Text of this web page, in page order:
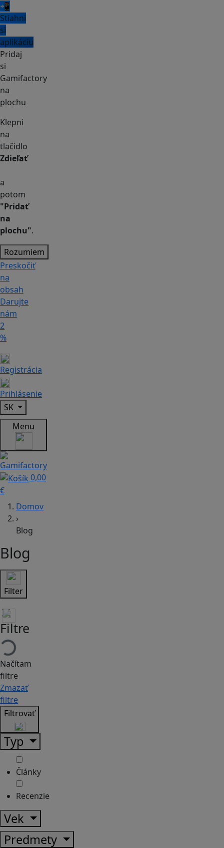
📲
Stiahni
si
aplikáciu
Pridaj
si
Gamifactory
na
plochu
Klepni
na
tlačidlo
Zdieľať
a
potom
"Pridať
na
plochu".
Rozumiem
Preskočiť
na
obsah
Darujte
nám
2
%
Registrácia
Prihlásenie
SK
Menu
0,00
€
Domov
›
Blog
Blog
Filter
Filtre
Načítam
filtre
Zmazať
filtre
Filtrovať
Typ
Články
Recenzie
Vek
Predmety